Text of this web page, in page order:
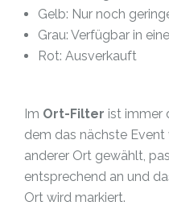
Gelb: Nur noch
Grau: Verfügbar in
Rot: Ausverkauft
Im Ort-Filter ist immer
dem das nächste Event
anderer Ort gewählt,
entsprechend an und
Ort wird markiert.